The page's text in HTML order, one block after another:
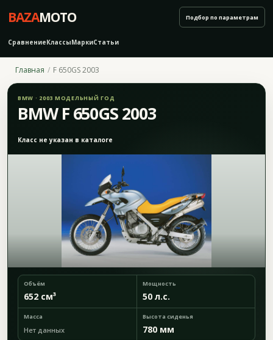
BAZAMOTO
СравнениеКлассыМаркиСтатьи
Подбор по параметрам
Главная F 650GS 2003
BMW · 2003 МОДЕЛЬНЫЙ ГОД
BMW F 650GS 2003
Класс не указан в каталоге
Объём
652 см³
Мощность
50 л.с.
Масса
Нет данных
Высота сиденья
780 мм